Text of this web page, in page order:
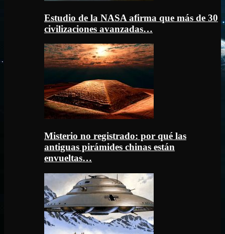
Estudio de la NASA afirma que más de 30
civilizaciones avanzadas…
Misterio no registrado: por qué las
antiguas pirámides chinas están
envueltas…